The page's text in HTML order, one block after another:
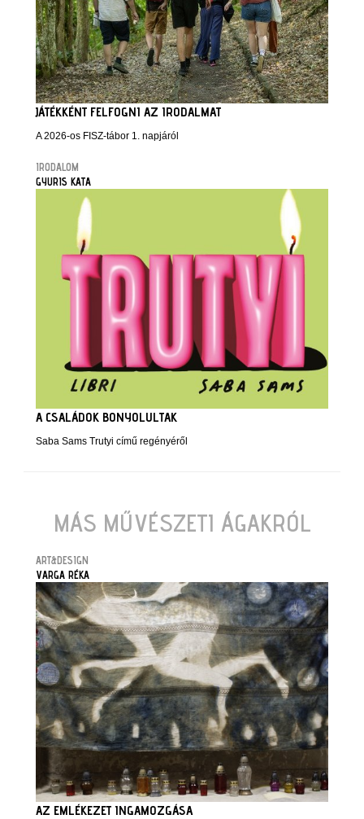
JÁTÉKKÉNT FELFOGNI AZ IRODALMAT
A 2026-os FISZ-tábor 1. napjáról
IRODALOM
GYURIS KATA
A CSALÁDOK BONYOLULTAK
Saba Sams Trutyi című regényéről
MÁS MŰVÉSZETI ÁGAKRÓL
ART&DESIGN
VARGA RÉKA
AZ EMLÉKEZET INGAMOZGÁSA